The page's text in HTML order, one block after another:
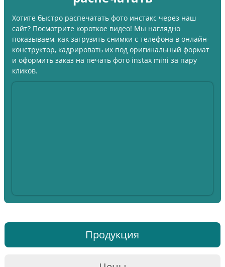
Хотите быстро распечатать фото инстакс через наш
сайт? Посмотрите короткое видео! Мы наглядно
показываем, как загрузить снимки с телефона в онлайн-
конструктор, кадрировать их под оригинальный формат
и оформить заказ на печать фото instax mini за пару
кликов.
Продукция